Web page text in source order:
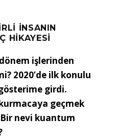
İNSANIN
HİKAYESİ
işlerinden
2020’de ilk konulu
girdi.
geçmek
Bir nevi kuantum